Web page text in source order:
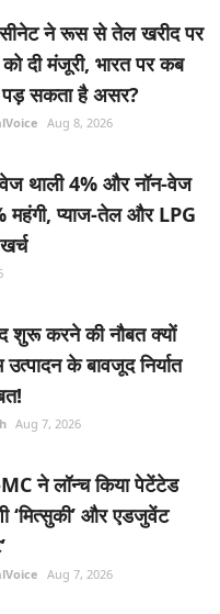
ने रूस से तेल खरीद पर
को दी मंजूरी, भारत पर कब
सकता है असर?
Aug 8, 2026
थाली 4% और नॉन-वेज
महंगी, प्याज-तेल और LPG
शुरू करने की नौबत क्यों
के बावजूद निर्यात
Aug 7, 2026
ने लॉन्च किया पेटेंटेड
‘मित्सुकी’ और एडजुवेंट
Aug 7, 2026